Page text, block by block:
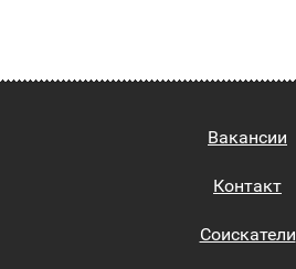
Вакансии
Контакт
Соискатели